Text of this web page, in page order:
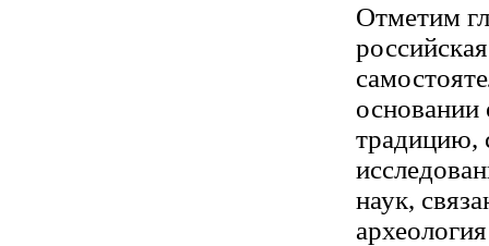
Отметим
традицию,
наук,